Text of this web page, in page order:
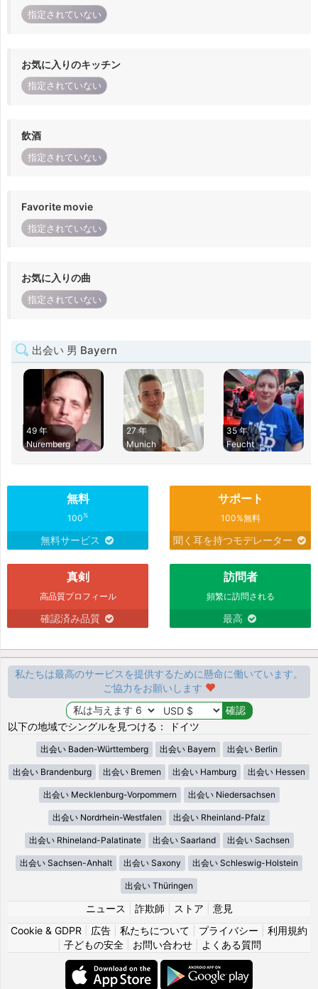
指定されていない
お気に入りのキッチン
指定されていない
飲酒
指定されていない
Favorite movie
指定されていない
お気に入りの曲
指定されていない
出会い 男 Bayern
49 年
Nuremberg
27 年
Munich
35 年
Feucht
無料
100%
無料サービス
サポート
100%無料
聞く耳を持つモデレーター
真剣
高品質プロフィール
確認済み品質
訪問者
頻繁に訪問される
最高
私たちは最高のサービスを提供するために懸命に働いています。
ご協力をお願いします
以下の地域でシングルを見つける： ドイツ
出会い Baden-Württemberg 出会い Bayern 出会い Berlin
出会い Brandenburg 出会い Bremen 出会い Hamburg 出会い Hessen
出会い Mecklenburg-Vorpommern 出会い Niedersachsen
出会い Nordrhein-Westfalen 出会い Rheinland-Pfalz
出会い Rhineland-Palatinate 出会い Saarland 出会い Sachsen
出会い Sachsen-Anhalt 出会い Saxony 出会い Schleswig-Holstein
出会い Thüringen
ニュース 詐欺師 ストア
意見
Cookie & GDPR
広告 私たちについて プライバシー
利用規約
子どもの安全| お問い合わせ| よくある質問